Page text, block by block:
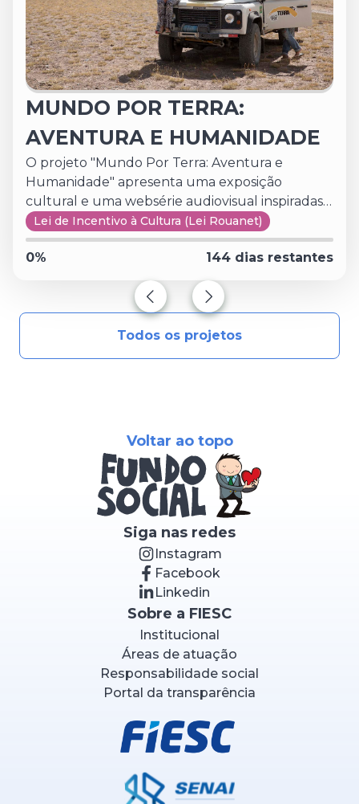
MUNDO POR TERRA:
AVENTURA E HUMANIDADE
O projeto "Mundo Por Terra: Aventura e
Humanidade" apresenta uma exposição
cultural e uma websérie audiovisual inspiradas
nas expedições realizadas por Roy Rudnick e
Michelle Weiss, que percorreram o planeta em
veículos adaptados durante mais de
uma década. A exposição reúne fotografias,
vídeos, objetos e documentos originais das
viagens, revelando culturas, paisagens emodos
de vida de diferentes povos. A websérie,
composta por 20 episódios, utiliza o acervo
transformando a aventura em conhecimento e
experiência compartilhada.
Lei de Incentivo à Cultura (Lei Rouanet)
0% 144 dias restantes
Todos os projetos
Voltar ao topo
Siga nas redes
Instagram
Facebook
Linkedin
Sobre a FIESC
Institucional
Áreas de atuação
Responsabilidade social
Portal da transparência